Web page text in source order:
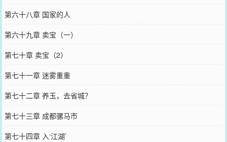
第六十八章 国家的人
第六十九章 卖宝（一）
第七十章 卖宝（2）
第七十一章 迷雾重重
第七十二章 养玉，去省城？
第七十三章 成都骡马市
第七十四章 入‘江湖’